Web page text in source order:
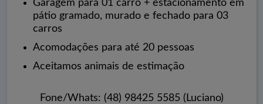
Garagem para 01 carro + estacionamento em
pátio gramado, murado e fechado para 03
carros
Acomodações para até 20 pessoas
Aceitamos animais de estimação
Fone/Whats: (48) 98425 5585 (Luciano)